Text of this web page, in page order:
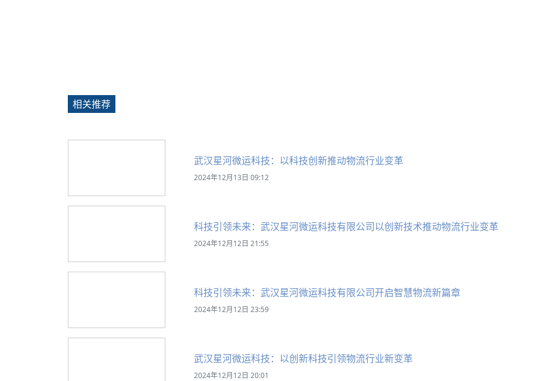
相关推荐
武汉星河微运科技：以科技创新推动物流行业变革
2024年12月13日 09:12
科技引领未来：武汉星河微运科技有限公司以创新技术推动物流行业变革
2024年12月12日 21:55
科技引领未来：武汉星河微运科技有限公司开启智慧物流新篇章
2024年12月12日 23:59
武汉星河微运科技：以创新科技引领物流行业新变革
2024年12月12日 20:01